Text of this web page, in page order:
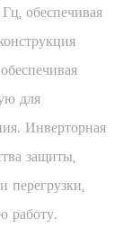
обеспечивая
для
Инверторная
защиты,
перегрузки,
работу.